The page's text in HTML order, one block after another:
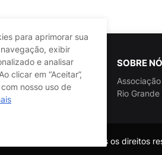
SOBRE
Rio
@ASSPRA RN Todos os direitos
para aprimorar sua
exibir
e analisar
clicar em “Aceitar”,
nosso uso de